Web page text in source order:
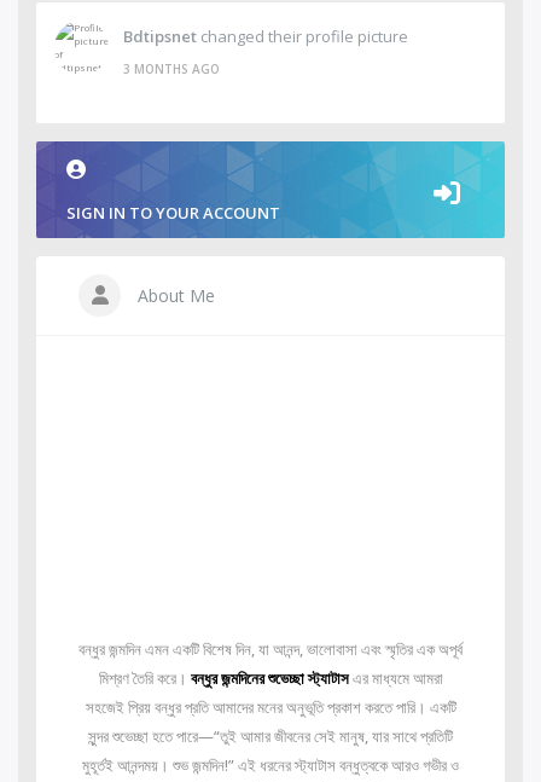
Bdtipsnet changed their profile picture
3 MONTHS AGO
SIGN IN TO YOUR ACCOUNT
About Me
বন্ধুর জন্মদিন এমন একটি বিশেষ দিন, যা আনন্দ, ভালোবাসা এবং স্মৃতির এক অপূর্ব
মিশ্রণ তৈরি করে। বন্ধুর জন্মদিনের শুভেচ্ছা স্ট্যাটাসএর মাধ্যমে আমরা
সহজেই প্রিয় বন্ধুর প্রতি আমাদের মনের অনুভূতি প্রকাশ করতে পারি। একটি
সুন্দর শুভেচ্ছা হতে পারে—“তুই আমার জীবনের সেই মানুষ, যার সাথে প্রতিটি
মুহূর্তই আনন্দময়। শুভ জন্মদিন!” এই ধরনের স্ট্যাটাস বন্ধুত্বকে আরও গভীর ও